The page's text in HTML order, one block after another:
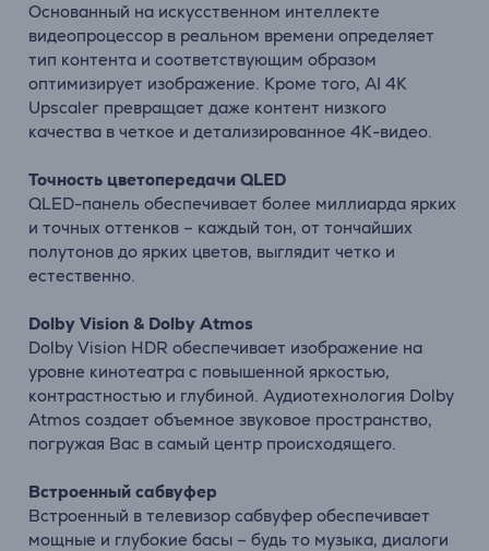
Основанный на искусственном интеллекте
видеопроцессор в реальном времени определяет
тип контента и соответствующим образом
оптимизирует изображение. Кроме того, AI 4K
Upscaler превращает даже контент низкого
качества в четкое и детализированное 4K-видео.
Точность цветопередачи QLED
QLED-панель обеспечивает более миллиарда ярких
и точных оттенков – каждый тон, от тончайших
полутонов до ярких цветов, выглядит четко и
естественно.
Dolby Vision & Dolby Atmos
Dolby Vision HDR обеспечивает изображение на
уровне кинотеатра с повышенной яркостью,
контрастностью и глубиной. Аудиотехнология Dolby
Atmos создает объемное звуковое пространство,
погружая Вас в самый центр происходящего.
Встроенный сабвуфер
Встроенный в телевизор сабвуфер обеспечивает
мощные и глубокие басы – будь то музыка, диалоги